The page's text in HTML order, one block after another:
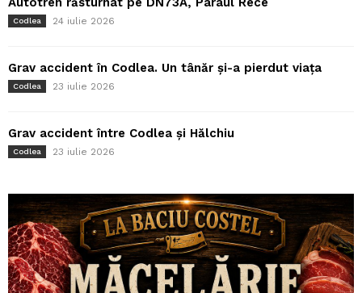
Codlea 24 iulie 2026
Grav accident în Codlea. Un tânăr și-a pierdut viața
Codlea 23 iulie 2026
Grav accident între Codlea și Hălchiu
Codlea 23 iulie 2026